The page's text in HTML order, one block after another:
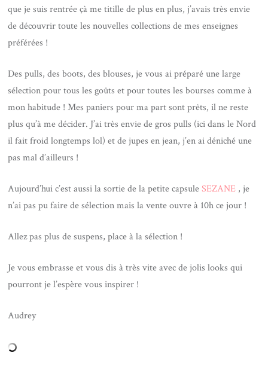
que je suis rentrée çà me titille de plus en plus, j’avais très envie
de découvrir toute les nouvelles collections de mes enseignes
préférées !
Des pulls, des boots, des blouses, je vous ai préparé une large
sélection pour tous les goûts et pour toutes les bourses comme à
mon habitude ! Mes paniers pour ma part sont prêts, il ne reste
plus qu’à me décider. J’ai très envie de gros pulls (ici dans le Nord
il fait froid longtemps lol) et de jupes en jean, j’en ai déniché une
pas mal d’ailleurs !
Aujourd’hui c’est aussi la sortie de la petite capsuleSEZANE , je
n’ai pas pu faire de sélection mais la vente ouvre à 10h ce jour !
Allez pas plus de suspens, place à la sélection !
Je vous embrasse et vous dis à très vite avec de jolis looks qui
pourront je l’espère vous inspirer !
Audrey